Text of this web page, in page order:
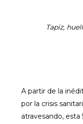
Tapiz,
A partir de la
por la crisis
atravesando, esta